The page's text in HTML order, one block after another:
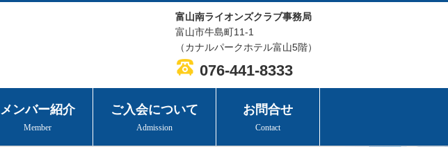
富山南ライオンズクラブ事務局
富山市牛島町11-1
（カナルパークホテル富山5階）
076-441-8333
メンバー紹介
Member
ご入会について
Admission
お問合せ
Contact